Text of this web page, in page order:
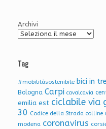
Archivi
Tag
#mobilitàsostenibile bici in
Bologna Carpi cavalcavia
emilia est ciclabile via
30 Codice della Strada colline
modena coronavirus